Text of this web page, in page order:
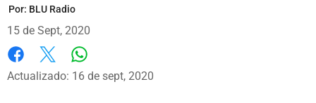
Por: BLU Radio
15 de Sept, 2020
Facebook
X
Actualizado: 16 de sept, 2020